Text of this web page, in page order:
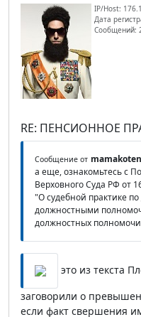
IP/Host:
Дата
Сообщений:
RE: ПЕНСИОННОЕ
Сообщение от
а еще, ознакомьтесь с
Верховного Суда РФ от
"О судебной практике
должностными
должностных
это из текста
заговорили о
если факт свершения